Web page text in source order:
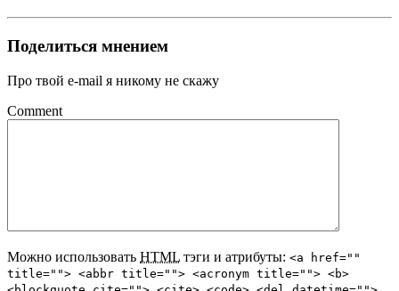
Поделиться мнением
Про твой e-mail я никому не скажу
Comment
Можно использовать HTML тэги и атрибуты: <a href=""
title=""> <abbr title=""> <acronym title=""> <b>